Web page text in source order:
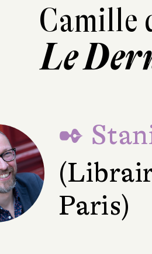
Camille
Le
✒
Paris)